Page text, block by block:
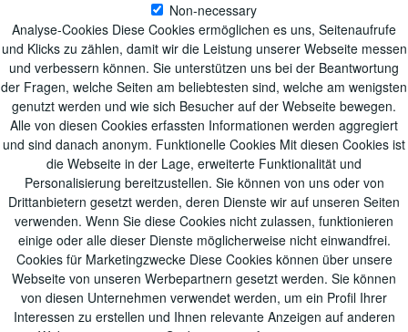
Non-necessary
Analyse-Cookies Diese Cookies ermöglichen es uns, Seitenaufrufe
und Klicks zu zählen, damit wir die Leistung unserer Webseite messen
und verbessern können. Sie unterstützen uns bei der Beantwortung
der Fragen, welche Seiten am beliebtesten sind, welche am wenigsten
genutzt werden und wie sich Besucher auf der Webseite bewegen.
Alle von diesen Cookies erfassten Informationen werden aggregiert
und sind danach anonym. Funktionelle Cookies Mit diesen Cookies ist
die Webseite in der Lage, erweiterte Funktionalität und
Personalisierung bereitzustellen. Sie können von uns oder von
Drittanbietern gesetzt werden, deren Dienste wir auf unseren Seiten
verwenden. Wenn Sie diese Cookies nicht zulassen, funktionieren
einige oder alle dieser Dienste möglicherweise nicht einwandfrei.
Cookies für Marketingzwecke Diese Cookies können über unsere
Webseite von unseren Werbepartnern gesetzt werden. Sie können
von diesen Unternehmen verwendet werden, um ein Profil Ihrer
Interessen zu erstellen und Ihnen relevante Anzeigen auf anderen